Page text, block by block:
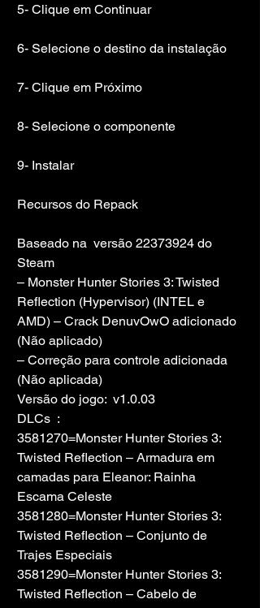
5- Clique em Continuar
6- Selecione o destino da instalação
7- Clique em Próximo
8- Selecione o componente
9- Instalar
Recursos do Repack
Baseado na  versão 22373924 do
Steam
– Monster Hunter Stories 3: Twisted
Reflection (Hypervisor) (INTEL e
AMD) – Crack DenuvOwO adicionado
(Não aplicado)
– Correção para controle adicionada
(Não aplicada)
Versão do jogo:  v1.0.03
DLCs  :
3581270=Monster Hunter Stories 3:
Twisted Reflection – Armadura em
camadas para Eleanor: Rainha
Escama Celeste
3581280=Monster Hunter Stories 3:
Twisted Reflection – Conjunto de
Trajes Especiais
3581290=Monster Hunter Stories 3:
Twisted Reflection – Cabelo de